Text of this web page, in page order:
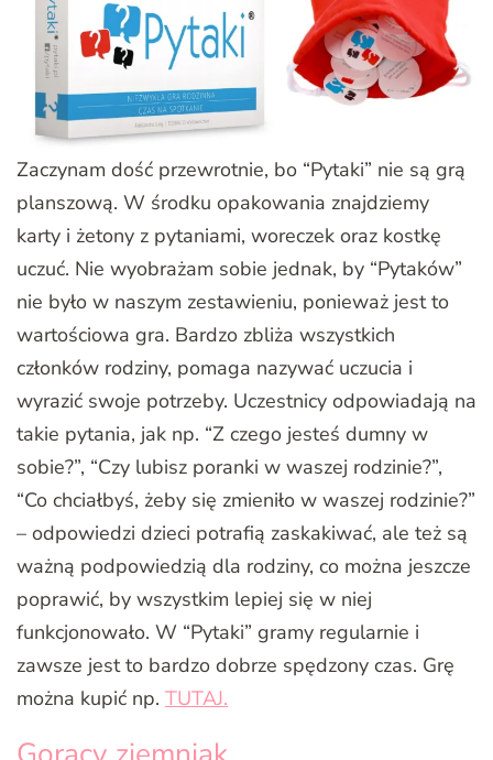
Zaczynam dość przewrotnie, bo “Pytaki” nie są grą
planszową. W środku opakowania znajdziemy
karty i żetony z pytaniami, woreczek oraz kostkę
uczuć. Nie wyobrażam sobie jednak, by “Pytaków”
nie było w naszym zestawieniu, ponieważ jest to
wartościowa gra. Bardzo zbliża wszystkich
członków rodziny, pomaga nazywać uczucia i
wyrazić swoje potrzeby. Uczestnicy odpowiadają na
takie pytania, jak np. “Z czego jesteś dumny w
sobie?”, “Czy lubisz poranki w waszej rodzinie?”,
“Co chciałbyś, żeby się zmieniło w waszej rodzinie?”
– odpowiedzi dzieci potrafią zaskakiwać, ale też są
ważną podpowiedzią dla rodziny, co można jeszcze
poprawić, by wszystkim lepiej się w niej
funkcjonowało. W “Pytaki” gramy regularnie i
zawsze jest to bardzo dobrze spędzony czas. Grę
można kupić np. TUTAJ.